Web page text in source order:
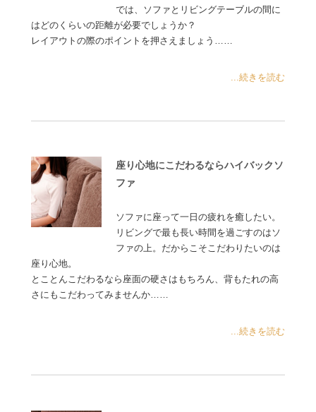
では、ソファとリビングテーブルの間に
はどのくらいの距離が必要でしょうか？
レイアウトの際のポイントを押さえましょう……
...続きを読む
座り心地にこだわるならハイバックソ
ファ
ソファに座って一日の疲れを癒したい。
リビングで最も長い時間を過ごすのはソ
ファの上。だからこそこだわりたいのは
座り心地。
とことんこだわるなら座面の硬さはもちろん、背もたれの高
さにもこだわってみませんか……
...続きを読む